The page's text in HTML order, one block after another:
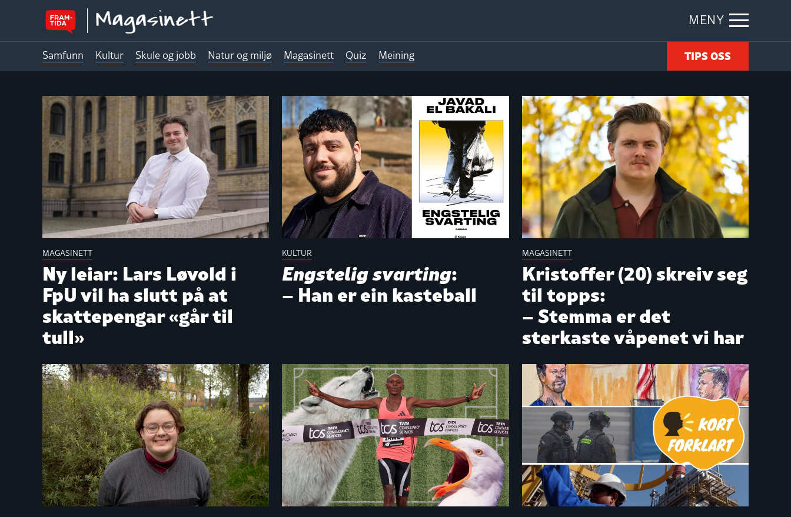
MENY
Samfunn Kultur Skule og jobb Natur og miljø Magasinett Quiz Meining TIPS OSS
MAGASINETT
MAGASINETT
Ny leiar: Lars Løvold i
FpU vil ha slutt på at
skattepengar «går til
tull»
KULTUR
Engstelig svarting:
– Han er ein kasteball
MAGASINETT
Kristoffer (20) skreiv seg
til topps:
– Stemma er det
sterkaste våpenet vi har